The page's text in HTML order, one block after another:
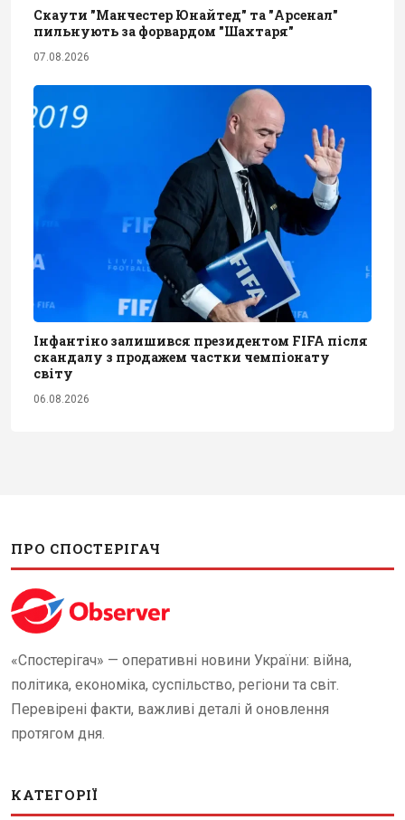
Скаути "Манчестер Юнайтед" та "Арсенал"
пильнують за форвардом "Шахтаря"
07.08.2026
Інфантіно залишився президентом FIFA після
скандалу з продажем частки чемпіонату
світу
06.08.2026
ПРО СПОСТЕРІГАЧ
«Спостерігач» — оперативні новини України: війна,
політика, економіка, суспільство, регіони та світ.
Перевірені факти, важливі деталі й оновлення
протягом дня.
КАТЕГОРІЇ